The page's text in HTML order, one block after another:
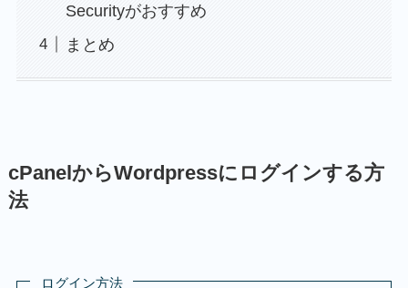
Securityがおすすめ
まとめ
cPanelからWordpressにログインする方
法
ログイン方法